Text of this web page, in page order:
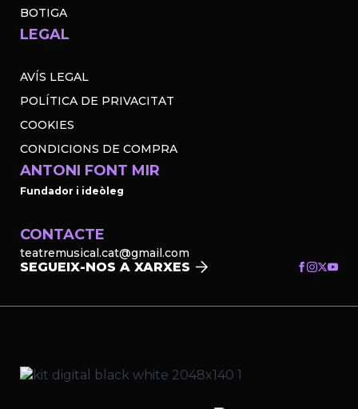
BOTIGA
LEGAL
AVÍS LEGAL
POLÍTICA DE PRIVACITAT
COOKIES
CONDICIONS DE COMPRA
ANTONI FONT MIR
Fundador i ideòleg
CONTACTE
teatremusical.cat@gmail.com
SEGUEIX-NOS A XARXES